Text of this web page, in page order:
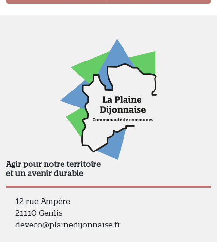
Agir pour notre territoire
et un avenir durable
12 rue Ampère
21110 Genlis
deveco@plainedijonnaise.fr